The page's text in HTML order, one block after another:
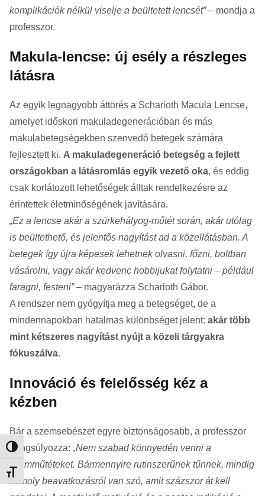
Nagy kontraszt váltása
Betűméret váltása
komplikációk nélkül viselje a beültetett lencsét” – mondja a
professzor.
Makula-lencse: új esély a részleges
látásra
Az egyik legnagyobb áttörés a Scharioth Macula Lencse,
amelyet időskori makuladegenerációban és más
makulabetegségekben szenvedő betegek számára
fejlesztett ki. A makuladegeneráció betegség a fejlett
országokban a látásromlás egyik vezető oka, és eddig
csak korlátozott lehetőségek álltak rendelkezésre az
érintettek életminőségének javítására.
„Ez a lencse akár a szürkehályog-műtét során, akár utólag
is beültethető, és jelentős nagyítást ad a közellátásban. A
betegek így újra képesek lehetnek olvasni, főzni, boltban
vásárolni, vagy akár kedvenc hobbijukat folytatni – például
faragni, festeni”– magyarázza Scharioth Gábor.
A rendszer nem gyógyítja meg a betegséget, de a
mindennapokban hatalmas különbséget jelent: akár több
mint kétszeres nagyítást nyújt a közeli tárgyakra
fókuszálva.
Innováció és felelősség kéz a
kézben
Bár a szemsebészet egyre biztonságosabb, a professzor
hangsúlyozza: „Nem szabad könnyedén venni a
szemműtéteket. Bármennyire rutinszerűnek tűnnek, mindig
komoly beavatkozásról van szó, amit százszor át kell